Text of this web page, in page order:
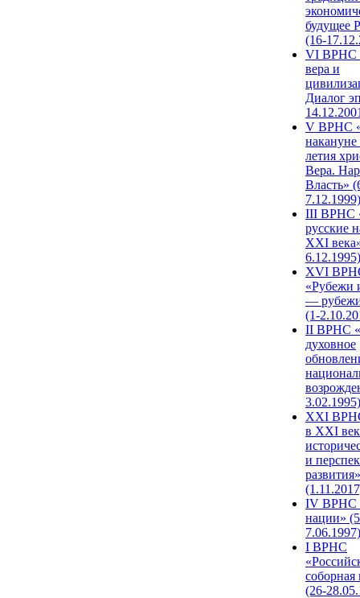
будущее
(16-
VI ВРНС
вера и
Диалог
V ВРНС
накануне
летия
Вера.
Власть»
7.12.1999)
III ВРНС
русские
XXI
6.12.1995)
XVI
«Рубежи
—
(1-
II ВРНС
духовное
3.02.1995)
XХI
в XXI
и
развития»
IV ВРНС
нации»
7.06.1997)
I ВРНС
(26-